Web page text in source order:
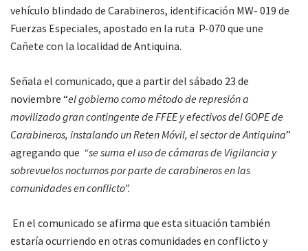
vehículo blindado de Carabineros, identificación MW- 019 de
Fuerzas Especiales, apostado en la ruta P-070 que une
Cañete con la localidad de Antiquina.
Señala el comunicado, que a partir del sábado 23 de
noviembre “el gobierno como método de represión a
movilizado gran contingente de FFEE y efectivos del GOPE de
Carabineros, instalando un Reten Móvil, el sector de Antiquina”
agregando que “se suma el uso de cámaras de Vigilancia y
sobrevuelos nocturnos por parte de carabineros en las
comunidades en conflicto”.
En el comunicado se afirma que esta situación también
estaría ocurriendo en otras comunidades en conflicto y